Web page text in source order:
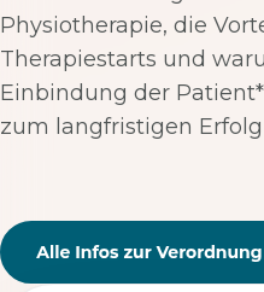
Physiotherapie, die
Therapiestarts und
Einbindung der
zum langfristigen Erfolg